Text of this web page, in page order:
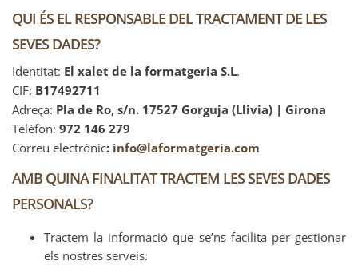
QUI ÉS EL RESPONSABLE DEL TRACTAMENT DE LES
SEVES DADES?
Identitat: El xalet de la formatgeria S.L.
CIF: B17492711
Adreça: Pla de Ro, s/n. 17527 Gorguja (Llivia) | Girona
Telèfon: 972 146 279
Correu electrònic: info@laformatgeria.com
AMB QUINA FINALITAT TRACTEM LES SEVES DADES
PERSONALS?
Tractem la informació que se’ns facilita per gestionar
els nostres serveis.